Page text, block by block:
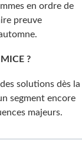
en ordre de
preuve
?
solutions dès la
segment encore
majeurs.